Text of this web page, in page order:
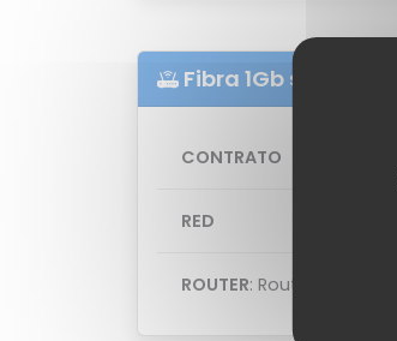
Fibra 1Gb simétrica
CONTRATO
RED
ROUTER: Router Livebox